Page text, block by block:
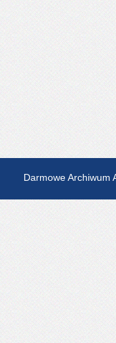
Darmowe Archiwum